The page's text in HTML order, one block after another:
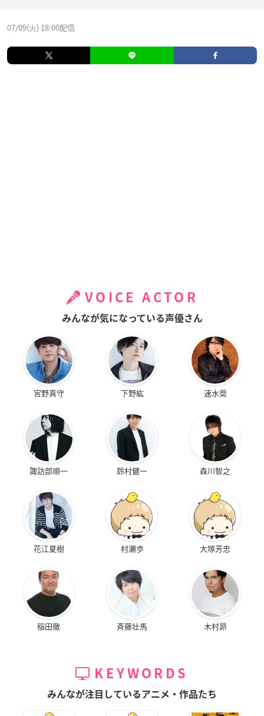
07/09(火) 18:00配信
VOICE ACTOR
みんなが気になっている声優さん
宮野真守 下野紘 速水奨
諏訪部順一 鈴村健一 森川智之
花江夏樹 村瀬歩 大塚芳忠
稲田徹 斉藤壮馬 木村昴
KEYWORDS
みんなが注目しているアニメ・作品たち